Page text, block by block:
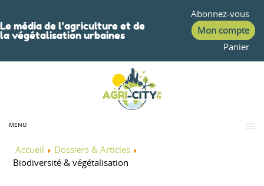
Le média de l'agriculture et de
la végétalisation urbaines
Abonnez-vous
Mon compte
Panier
MENU
Accueil
Dossiers & Articles
Biodiversité & végétalisation